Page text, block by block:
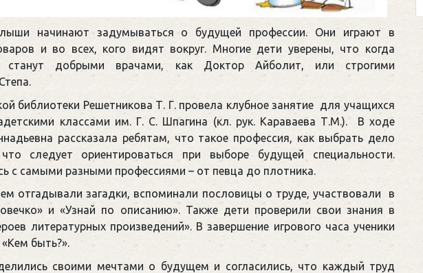
начинают задумываться о будущей профессии. Они играют в
и во всех, кого видят вокруг. Многие дети уверены, что когда
станут добрыми врачами, как Доктор Айболит, или строгими
библиотеки Решетникова Т. Г. провела клубное занятие для учащихся
классами им. Г. С. Шпагина (кл. рук. Караваева Т.М.). В ходе
рассказала ребятам, что такое профессия, как выбрать дело
следует ориентироваться при выборе будущей специальности.
с самыми разными профессиями – от певца до плотника.
отгадывали загадки, вспоминали пословицы о труде, участвовали в
и «Узнай по описанию». Также дети проверили свои знания в
литературных произведений». В завершение игрового часа ученики
быть?».
своими мечтами о будущем и согласились, что каждый труд